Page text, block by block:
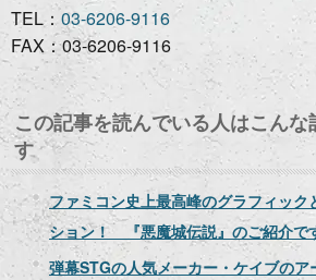
TEL：03-6206-9116
FAX：03-6206-9116
この記事を読んでいる人はこんな
す
ファミコン史上最高峰のグラフィッ
ション！ 『悪魔城伝説』のご紹介で
弾幕STGの人気メーカー・ケイブの